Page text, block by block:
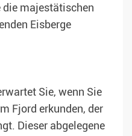
die majestätischen
Eisberge
Sie, wenn Sie
Fjord erkunden, der
Dieser abgelegene